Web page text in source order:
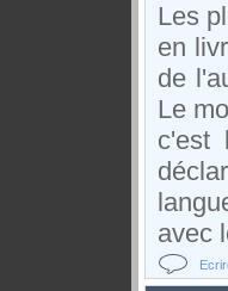
Les
en
de
Le
c'est
avec